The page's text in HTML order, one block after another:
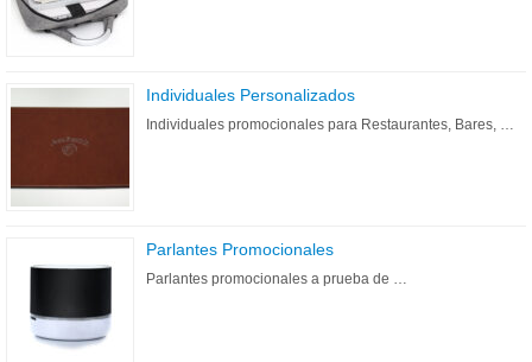
Individuales Personalizados
Individuales promocionales para Restaurantes, Bares, …
Parlantes Promocionales
Parlantes promocionales a prueba de …